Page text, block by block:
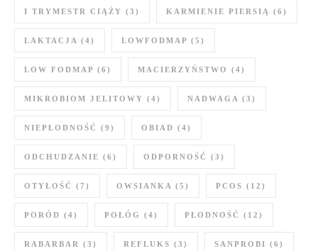
I TRYMESTR CIĄŻY (3) KARMIENIE PIERSIĄ (6)
LAKTACJA (4) LOWFODMAP (5)
LOW FODMAP (6) MACIERZYŃSTWO (4)
MIKROBIOM JELITOWY (4) NADWAGA (3)
NIEPŁODNOŚĆ (9) OBIAD (4)
ODCHUDZANIE (6) ODPORNOŚĆ (3)
OTYŁOŚĆ (7) OWSIANKA (5) PCOS (12)
PORÓD (4) POŁÓG (4) PŁODNOŚĆ (12)
RABARBAR (3) REFLUKS (3) SANPROBI (6)